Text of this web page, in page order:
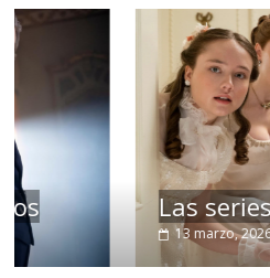
Las series-
Julio